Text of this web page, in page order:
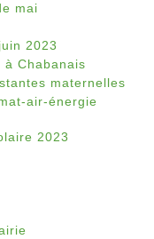
mai
2023
à Chabanais
maternelles
air-énergie
2023